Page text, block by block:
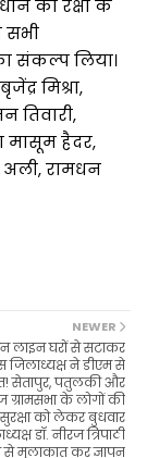
की रक्षा के
सभी
संकल्प लिया।
मिश्रा,
तिवारी,
मासूम हैदर,
रामधन
NEWER
लाइन घरों से सटाकर
जिलाध्यक्ष ने डीएम से
सेतापुर, पतुलकी और
ग्रामसभा के लोगों की
को लेकर बुधवार
डॉ. नीरज त्रिपाठी
से मुलाकात कर ज्ञापन